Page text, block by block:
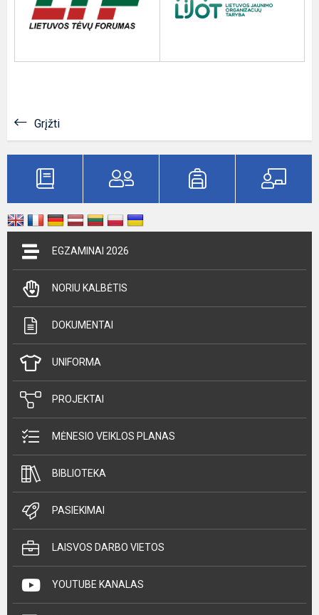
Grįžti
EGZAMINAI 2026
NORIU KALBĖTIS
DOKUMENTAI
UNIFORMA
PROJEKTAI
MĖNESIO VEIKLOS PLANAS
BIBLIOTEKA
PASIEKIMAI
LAISVOS DARBO VIETOS
YOUTUBE KANALAS